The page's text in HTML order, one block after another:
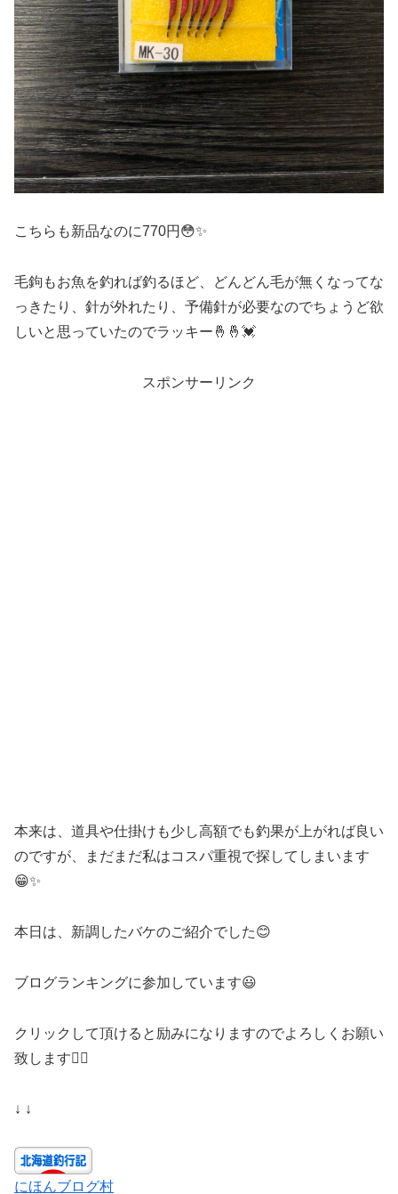
こちらも新品なのに770円😳✨
毛鉤もお魚を釣れば釣るほど、どんどん毛が無くなってな
っきたり、針が外れたり、予備針が必要なのでちょうど欲
しいと思っていたのでラッキー🤞🤞💓
スポンサーリンク
本来は、道具や仕掛けも少し高額でも釣果が上がれば良い
のですが、まだまだ私はコスパ重視で探してしまいます
😁✨
本日は、新調したバケのご紹介でした😊
ブログランキングに参加しています😃
クリックして頂けると励みになりますのでよろしくお願い
致します🙇‍♀️
↓ ↓
にほんブログ村